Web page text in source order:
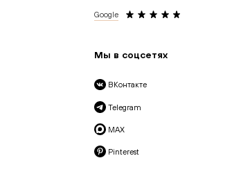
Google
Мы в соцсетях
ВКонтакте
Telegram
MAX
Pinterest